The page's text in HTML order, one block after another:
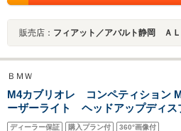
販売店： フィアット／アバルト静岡 ＡＬ
ＢＭＷ
M4カブリオレ コンペティション
ーザーライト ヘッドアップディ
クルーズコントロール Mブレーキ
ディーラー保証 購入プラン付 360°画像付